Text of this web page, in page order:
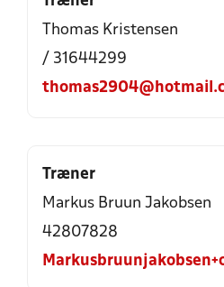
Thomas Kristensen
/ 31644299
Træner
Markus Bruun Jakobsen
42807828